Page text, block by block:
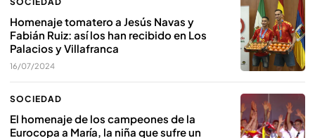
Homenaje tomatero a Jesús Navas y
Fabián Ruiz: así los han recibido en Los
Palacios y Villafranca
16/07/2024
SOCIEDAD
El homenaje de los campeones de la
Eurocopa a María, la niña que sufre un